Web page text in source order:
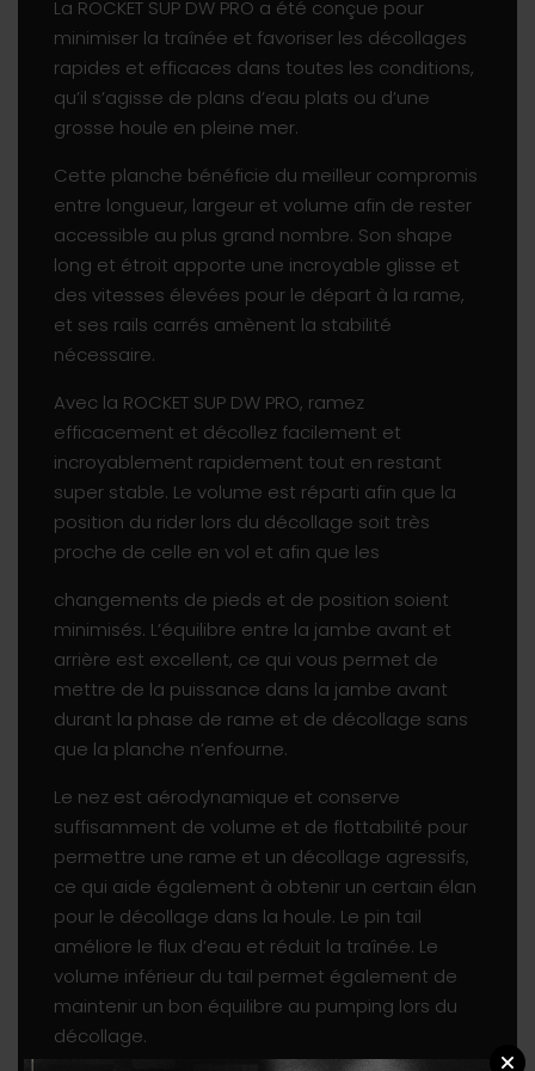
La ROCKET SUP DW PRO a été conçue pour
minimiser la traînée et favoriser les décollages
rapides et efficaces dans toutes les conditions,
qu’il s’agisse de plans d’eau plats ou d’une
grosse houle en pleine mer.
Cette planche bénéficie du meilleur compromis
entre longueur, largeur et volume afin de rester
accessible au plus grand nombre. Son shape
long et étroit apporte une incroyable glisse et
des vitesses élevées pour le départ à la rame,
et ses rails carrés amènent la stabilité
nécessaire.
Avec la ROCKET SUP DW PRO, ramez
efficacement et décollez facilement et
incroyablement rapidement tout en restant
super stable. Le volume est réparti afin que la
position du rider lors du décollage soit très
proche de celle en vol et afin que les
changements de pieds et de position soient
minimisés. L’équilibre entre la jambe avant et
arrière est excellent, ce qui vous permet de
mettre de la puissance dans la jambe avant
durant la phase de rame et de décollage sans
que la planche n’enfourne.
Le nez est aérodynamique et conserve
suffisamment de volume et de flottabilité pour
permettre une rame et un décollage agressifs,
ce qui aide également à obtenir un certain élan
pour le décollage dans la houle. Le pin tail
améliore le flux d’eau et réduit la traînée. Le
volume inférieur du tail permet également de
maintenir un bon équilibre au pumping lors du
décollage.